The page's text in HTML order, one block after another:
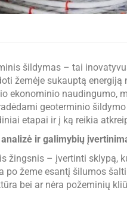
šildymas – tai
žemėje sukauptą
ekonominio naudingumo,
geoterminio
etapai ir į ką reikia
ir galimybių
žingsnis – įvertinti sklypą,
po žeme esantį šilumos
bei ar nėra požeminių